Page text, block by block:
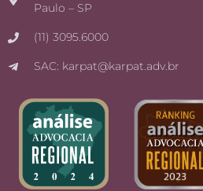
Paulo – SP
(11) 3095.6000
SAC: karpat@karpat.adv.br